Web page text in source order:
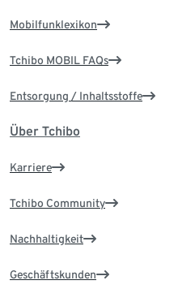
Mobilfunklexikon
Tchibo MOBIL FAQs
Entsorgung / Inhaltsstoffe
Über Tchibo
Karriere
Tchibo Community
Nachhaltigkeit
Geschäftskunden